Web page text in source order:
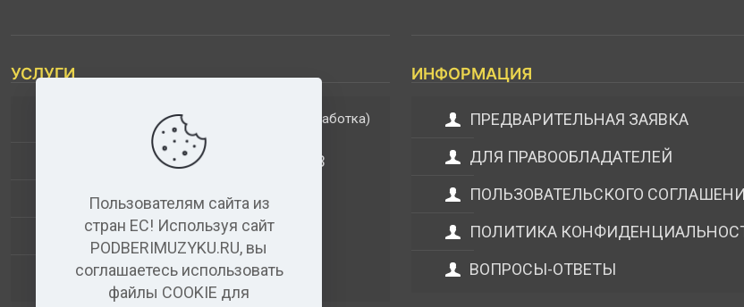
УСЛУГИ
ДОПОЛНИТЕЛЬНЫЕ УСЛУГИ (обработка)
АНАЛИЗ МУЗЫКАЛЬНЫХ ТРЕКОВ
ВИДЕО+АУДИО
УСЛУГИ ЗВУКОЗАПИСИ
АУДИО РЕДАКТОР(бесплатный)
ИНФОРМАЦИЯ
ПРЕДВАРИТЕЛЬНАЯ ЗАЯВКА
ДЛЯ ПРАВООБЛАДАТЕЛЕЙ
ПОЛЬЗОВАТЕЛЬСКОГО
ПОЛИТИКА
ВОПРОСЫ-ОТВЕТЫ
Пользователям сайта из
стран ЕС! Используя сайт
PODBERIMUZYKU.RU, вы
соглашаетесь использовать
файлы COOKIE для